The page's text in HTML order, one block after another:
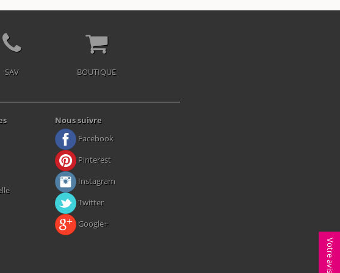
SAV BOUTIQUE
Nous suivre
Facebook
Pinterest
Instagram
Twitter
Google+
Votre avis